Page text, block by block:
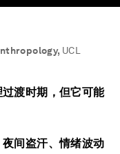
, UCL
渡时期，但它可能
间盗汗、情绪波动